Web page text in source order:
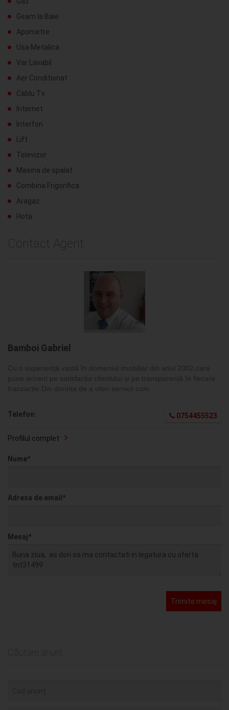
Geam la Baie
Apometre
Usa Metalica
Var Lavabil
Aer Conditionat
Cablu Tv
Internet
Interfon
Lift
Televizor
Masina de spalat
Combina Frigorifica
Aragaz
Hota
Contact Agent
Bamboi Gabriel
Telefon: 0754455523
Profilul complet
Nume*
Adresa de email *
Mesaj*
Trimite mesaj
Căutare anunț